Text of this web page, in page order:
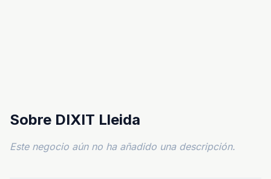
Sobre DIXIT Lleida
Este negocio aún no ha añadido una descripción.